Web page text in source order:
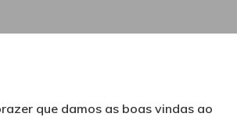
que damos as boas vindas ao